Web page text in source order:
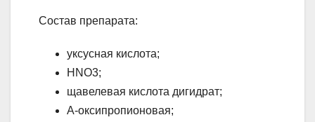
Состав препарата:
уксусная кислота;
HNO3;
щавелевая кислота дигидрат;
А-оксипропионовая;